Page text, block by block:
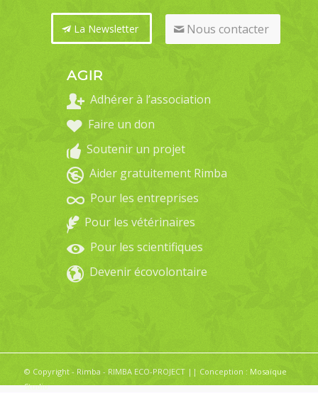
La Newsletter Nous contacter
AGIR
Adhérer à l’association
Faire un don
Soutenir un projet
Aider gratuitement Rimba
Pour les entreprises
Pour les vétérinaires
Pour les scientifiques
Devenir écovolontaire
© Copyright - Rimba - RIMBA ECO-PROJECT || Conception : Mosaïque
Studio